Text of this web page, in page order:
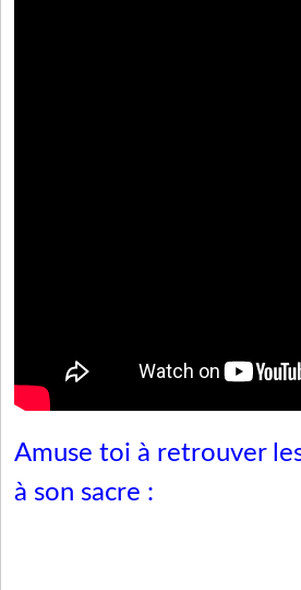
Amuse toi à retrouver
à son sacre :